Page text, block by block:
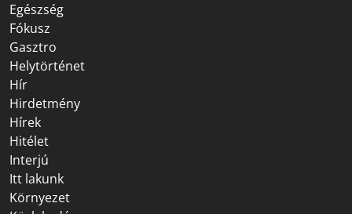
Egészség
Fókusz
Gasztro
Helytörténet
Hír
Hirdetmény
Hírek
Hitélet
Interjú
Itt lakunk
Környezet